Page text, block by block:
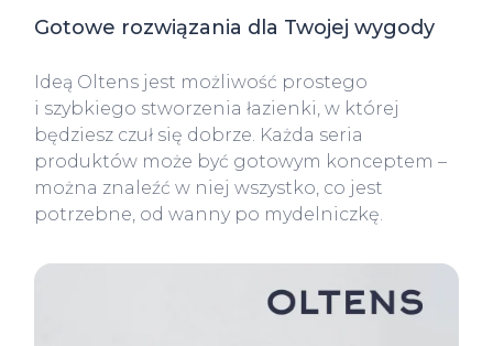
Gotowe rozwiązania dla Twojej wygody
Ideą Oltens jest możliwość prostego
i szybkiego stworzenia łazienki, w której
będziesz czuł się dobrze. Każda seria
produktów może być gotowym konceptem –
można znaleźć w niej wszystko, co jest
potrzebne, od wanny po mydelniczkę.